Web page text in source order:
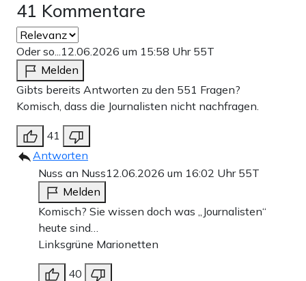
41 Kommentare
Oder so... 12.06.2026 um 15:58 Uhr 55T
Melden
Gibts bereits Antworten zu den 551 Fragen?
Komisch, dass die Journalisten nicht nachfragen.
41
Antworten
Nuss an Nuss12.06.2026 um 16:02 Uhr 55T
Melden
Komisch? Sie wissen doch was „Journalisten“
heute sind…
Linksgrüne Marionetten
40